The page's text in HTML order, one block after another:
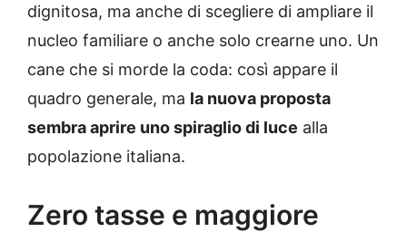
dignitosa, ma anche di scegliere di ampliare il
nucleo familiare o anche solo crearne uno. Un
cane che si morde la coda: così appare il
quadro generale, ma la nuova proposta
sembra aprire uno spiraglio di luce alla
popolazione italiana.
Zero tasse e maggiore